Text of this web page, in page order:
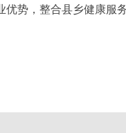
势，整合县乡健康服